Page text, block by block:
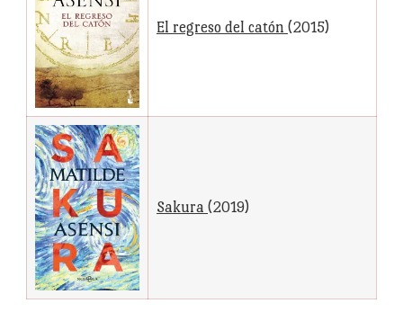
El regreso del catón (2015)
Sakura (2019)